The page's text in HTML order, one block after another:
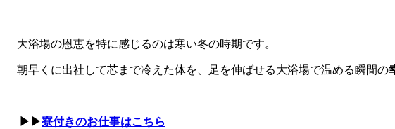
大浴場の恩恵を特に感じるのは寒い冬の時期です。
朝早くに出社して芯まで冷えた体を、足を伸ばせる大浴場で温める瞬間の
▶▶寮付きのお仕事はこちら